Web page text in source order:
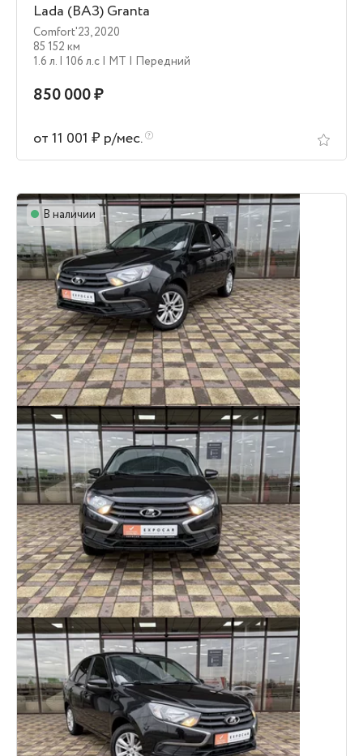
Lada (ВАЗ) Granta
Comfort'23,2020
85 152 км
1.6 л. | 106 л.c | MT | Передний
850 000 ₽
от 11 001 ₽ р/мес.
В наличии